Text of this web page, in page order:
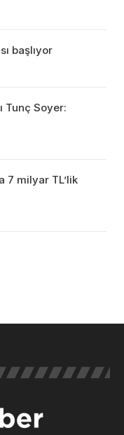
başlıyor
Tunç Soyer:
7 milyar TL’lik